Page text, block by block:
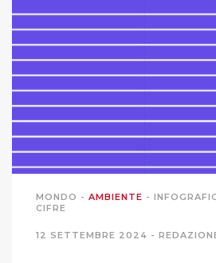
MONDO - AMBIENTE -
CIFRE
12 SETTEMBRE 2024 -